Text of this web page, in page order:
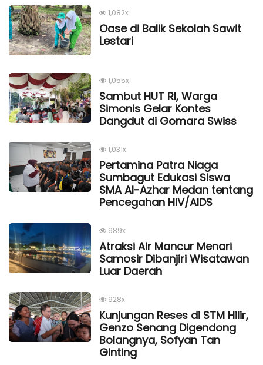
1,082x
Oase di Balik Sekolah Sawit
Lestari
1,055x
Sambut HUT RI, Warga
Simonis Gelar Kontes
Dangdut di Gomara Swiss
1,031x
Pertamina Patra Niaga
Sumbagut Edukasi Siswa
SMA Al-Azhar Medan tentang
Pencegahan HIV/AIDS
989x
Atraksi Air Mancur Menari
Samosir Dibanjiri Wisatawan
Luar Daerah
928x
Kunjungan Reses di STM Hilir,
Genzo Senang Digendong
Bolangnya, Sofyan Tan
Ginting